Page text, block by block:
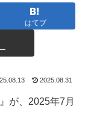
はてブ
2025.08.31
が、2025年7月